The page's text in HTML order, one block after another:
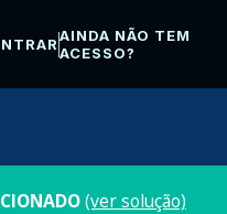
AINDA NÃO TEM
ACESSO?
(ver solução)